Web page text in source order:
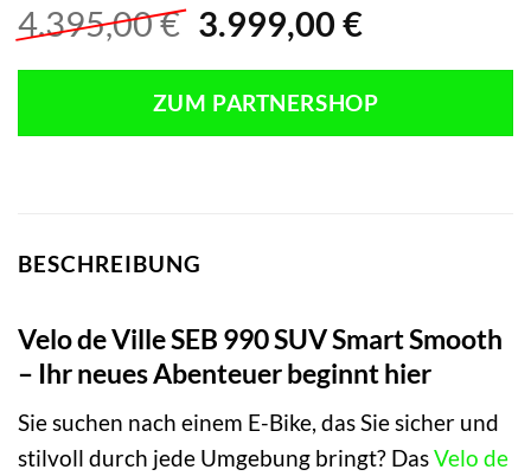
4.395,00€ Ursprünglicher
war:
4.395,00 €
3.999,00 €Aktueller
ist:
3.999,00
ZUM PARTNERSHOP
BESCHREIBUNG
Velo de Ville SEB 990 SUV Smart Smooth
– Ihr neues Abenteuer beginnt hier
Sie suchen nach einem E-Bike, das Sie sicher und
stilvoll durch jede Umgebung bringt? DasVelo de